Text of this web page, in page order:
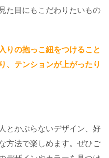
た目にもこだわりたいもの
りの抱っこ紐をつけること
、テンションが上がったり
とかぶらないデザイン、好
方法で楽しめます。ぜひご